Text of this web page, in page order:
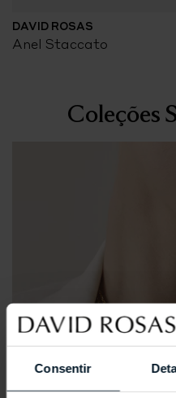
Consentir
DAVID ROSAS
Anel Staccato
Coleções